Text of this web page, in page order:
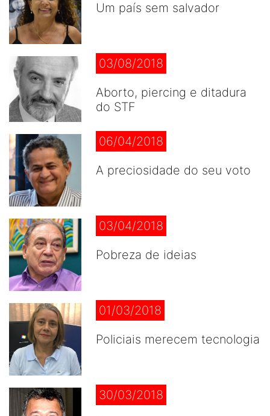
Um país sem salvador
03/08/2018
Aborto, piercing e ditadura
do STF
06/04/2018
A preciosidade do seu voto
03/04/2018
Pobreza de ideias
01/03/2018
Policiais merecem tecnologia
30/03/2018